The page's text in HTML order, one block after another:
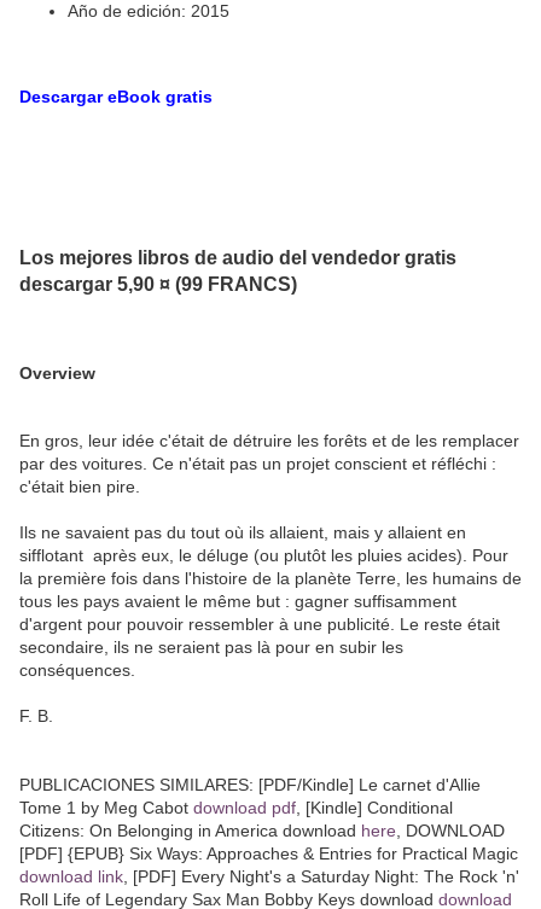
Año de edición: 2015
Descargar eBook gratis
Los mejores libros de audio del vendedor gratis
descargar 5,90 ¤ (99 FRANCS)
Overview
En gros, leur idée c'était de détruire les forêts et de les remplacer
par des voitures. Ce n'était pas un projet conscient et réfléchi :
c'était bien pire.
Ils ne savaient pas du tout où ils allaient, mais y allaient en
sifflotant  après eux, le déluge (ou plutôt les pluies acides). Pour
la première fois dans l'histoire de la planète Terre, les humains de
tous les pays avaient le même but : gagner suffisamment
d'argent pour pouvoir ressembler à une publicité. Le reste était
secondaire, ils ne seraient pas là pour en subir les
conséquences.
F. B.
PUBLICACIONES SIMILARES: [PDF/Kindle] Le carnet d'Allie
Tome 1 by Meg Cabot download pdf, [Kindle] Conditional
Citizens: On Belonging in America download here, DOWNLOAD
[PDF] {EPUB} Six Ways: Approaches & Entries for Practical Magic
download link, [PDF] Every Night's a Saturday Night: The Rock 'n'
Roll Life of Legendary Sax Man Bobby Keys download download